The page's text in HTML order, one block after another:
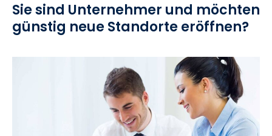
Sie sind Unternehmer und möchten
günstig neue Standorte eröffnen?